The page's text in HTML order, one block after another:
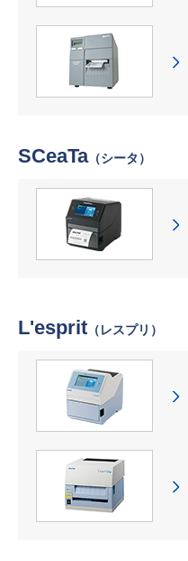
SCeaTa（シータ）
L'esprit （レスプリ）